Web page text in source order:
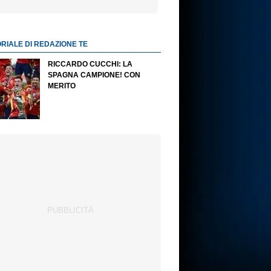
DI REDAZIONE TE
RICCARDO CUCCHI: LA
SPAGNA CAMPIONE! CON
MERITO